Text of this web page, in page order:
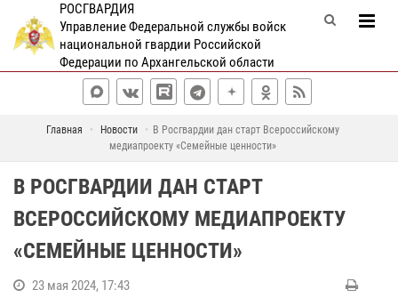
РОСГВАРДИЯ
Управление Федеральной службы войск
национальной гвардии Российской
Федерации по Архангельской области
Главная Новости
В Росгвардии дан старт Всероссийскому
медиапроекту «Семейные ценности»
В РОСГВАРДИИ ДАН СТАРТ
ВСЕРОССИЙСКОМУ МЕДИАПРОЕКТУ
«СЕМЕЙНЫЕ ЦЕННОСТИ»
23 мая 2024, 17:43